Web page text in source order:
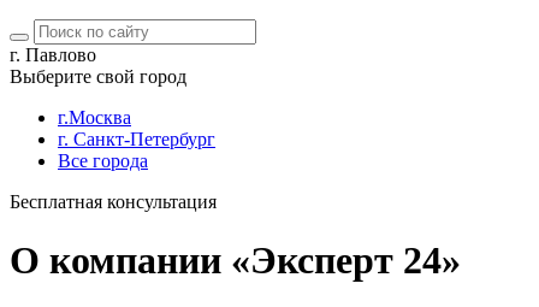
г. Павлово
Выберите свой город
г.Москва
г. Санкт-Петербург
Все города
Бесплатная консультация
О компании «Эксперт 24»